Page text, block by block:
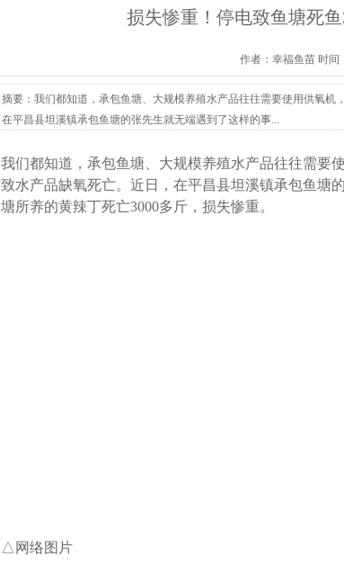
损失惨重！停电致鱼塘死
作者：幸福鱼苗 时间
摘要：我们都知道，承包鱼塘、大规模养殖水产品往往需要使用供氧机
在平昌县坦溪镇承包鱼塘的张先生就无端遇到了这样的事...
我们都知道，承包鱼塘、大规模养殖水产品往往需要
致水产品缺氧死亡。近日，在平昌县坦溪镇承包鱼塘
塘所养的黄辣丁死亡3000多斤，损失惨重。‍
△网络图片